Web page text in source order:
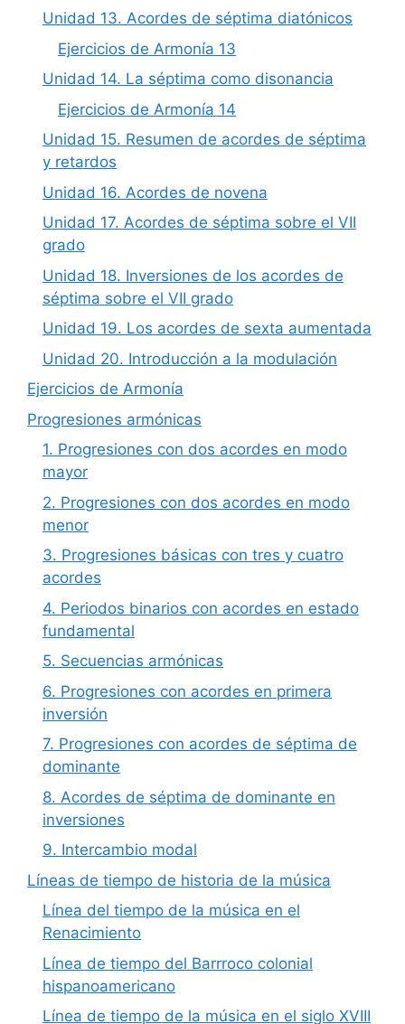
Unidad 13. Acordes de séptima diatónicos
Ejercicios de Armonía 13
Unidad 14. La séptima como disonancia
Ejercicios de Armonía 14
Unidad 15. Resumen de acordes de séptima
y retardos
Unidad 16. Acordes de novena
Unidad 17. Acordes de séptima sobre el VII
grado
Unidad 18. Inversiones de los acordes de
séptima sobre el VII grado
Unidad 19. Los acordes de sexta aumentada
Unidad 20. Introducción a la modulación
Ejercicios de Armonía
Progresiones armónicas
1. Progresiones con dos acordes en modo
mayor
2. Progresiones con dos acordes en modo
menor
3. Progresiones básicas con tres y cuatro
acordes
4. Periodos binarios con acordes en estado
fundamental
5. Secuencias armónicas
6. Progresiones con acordes en primera
inversión
7. Progresiones con acordes de séptima de
dominante
8. Acordes de séptima de dominante en
inversiones
9. Intercambio modal
Líneas de tiempo de historia de la música
Línea del tiempo de la música en el
Renacimiento
Línea de tiempo del Barrroco colonial
hispanoamericano
Línea de tiempo de la música en el siglo XVIII